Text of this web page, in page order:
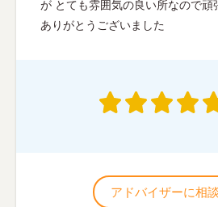
が とても雰囲気の良い所なので頑
ありがとうございました
アドバイザーに相